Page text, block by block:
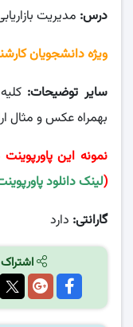
درس: مدیریت
ویژه دانشجویان
سایر توضیحات:
بهمراه عکس و مثال
نمونه این
(لینک دانلود
گارانتی: دارد